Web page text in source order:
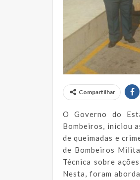
Compartilhar
O Governo do
Bombeiros, iniciou
de queimadas e
de Bombeiros
Técnica sobre
Nesta, foram